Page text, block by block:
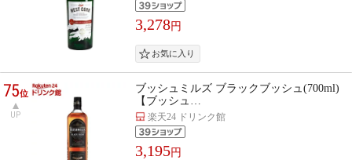
3,278円
75位
UP
ブッシュミルズ ブラックブッシュ(700ml)
【ブッシュ…
楽天24 ドリンク館
3,195円